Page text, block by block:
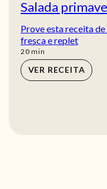
Salada
Prove esta receita
fresca e replet
20min
min
VER RECEITA